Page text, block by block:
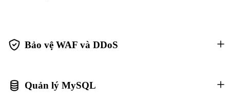
Bảo vệ WAF và DDoS
Quản lý MySQL